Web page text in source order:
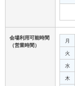
会場利用可能時間
（営業時間）
月
火
水
木